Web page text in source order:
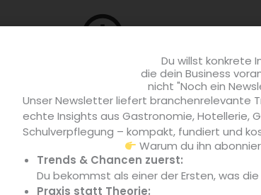
info
Klimafreundliche Kantinen?
in Sachen Nachhaltigkeit nach? Zwei
Quelle: Amt für Ernährung, Landwirtschaft und
Du willst konkrete
die dein Business
nicht "Noch ein
Unser Newsletter liefert branchenrelevante
echte Insights aus Gastronomie, Hotellerie,
Schulverpflegung – kompakt, fundiert und
Warum du ihn
Trends & Chancen zuerst:
Du bekommst als einer der Ersten, was
Praxis statt Theorie: